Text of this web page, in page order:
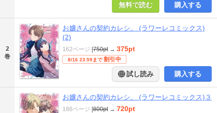
無料で読む 購入する
2
巻
お嬢さんの契約カレシ。 (ラワーレコミックス)
(2)
162ページ |750pt → 375pt
8/16 23:59まで 割引中
試し読み 購入する
お嬢さんの契約カレシ。 (ラワーレコミックス)３
186ページ |800pt → 720pt